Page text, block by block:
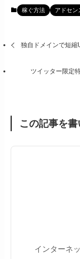
稼ぐ方法 アドセン
独自ドメインで短縮
ツイッター限定
この記事を書
インターネ